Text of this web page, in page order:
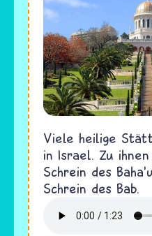
Viele heilige
in Israel. Zu
Schrein des
Schrein des Bab.